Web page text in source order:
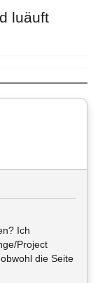
luäuft
Ich
Project
die Seite